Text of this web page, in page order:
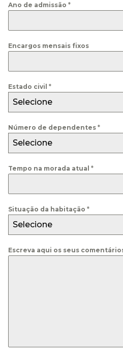
Ano de admissão *
Encargos mensais fixos
Estado civil *
Selecione
Número de dependentes *
Selecione
Tempo na morada atual *
Situação da habitação *
Selecione
Escreva aqui os seus